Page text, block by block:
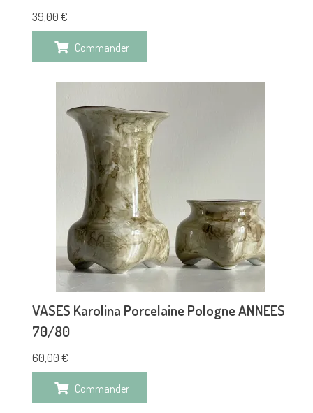
39,00 €
Commander
VASES Karolina Porcelaine Pologne ANNEES
70/80
60,00 €
Commander